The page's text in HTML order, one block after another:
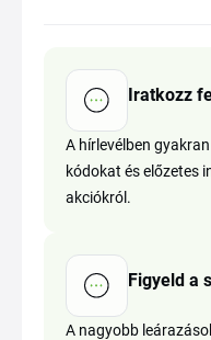
Iratkozz
A hírlevélben
kódokat és előzetes
akciókról.
Figyeld a
A nagyobb